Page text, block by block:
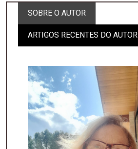
SOBRE O AUTOR
ARTIGOS RECENTES DO AUTOR